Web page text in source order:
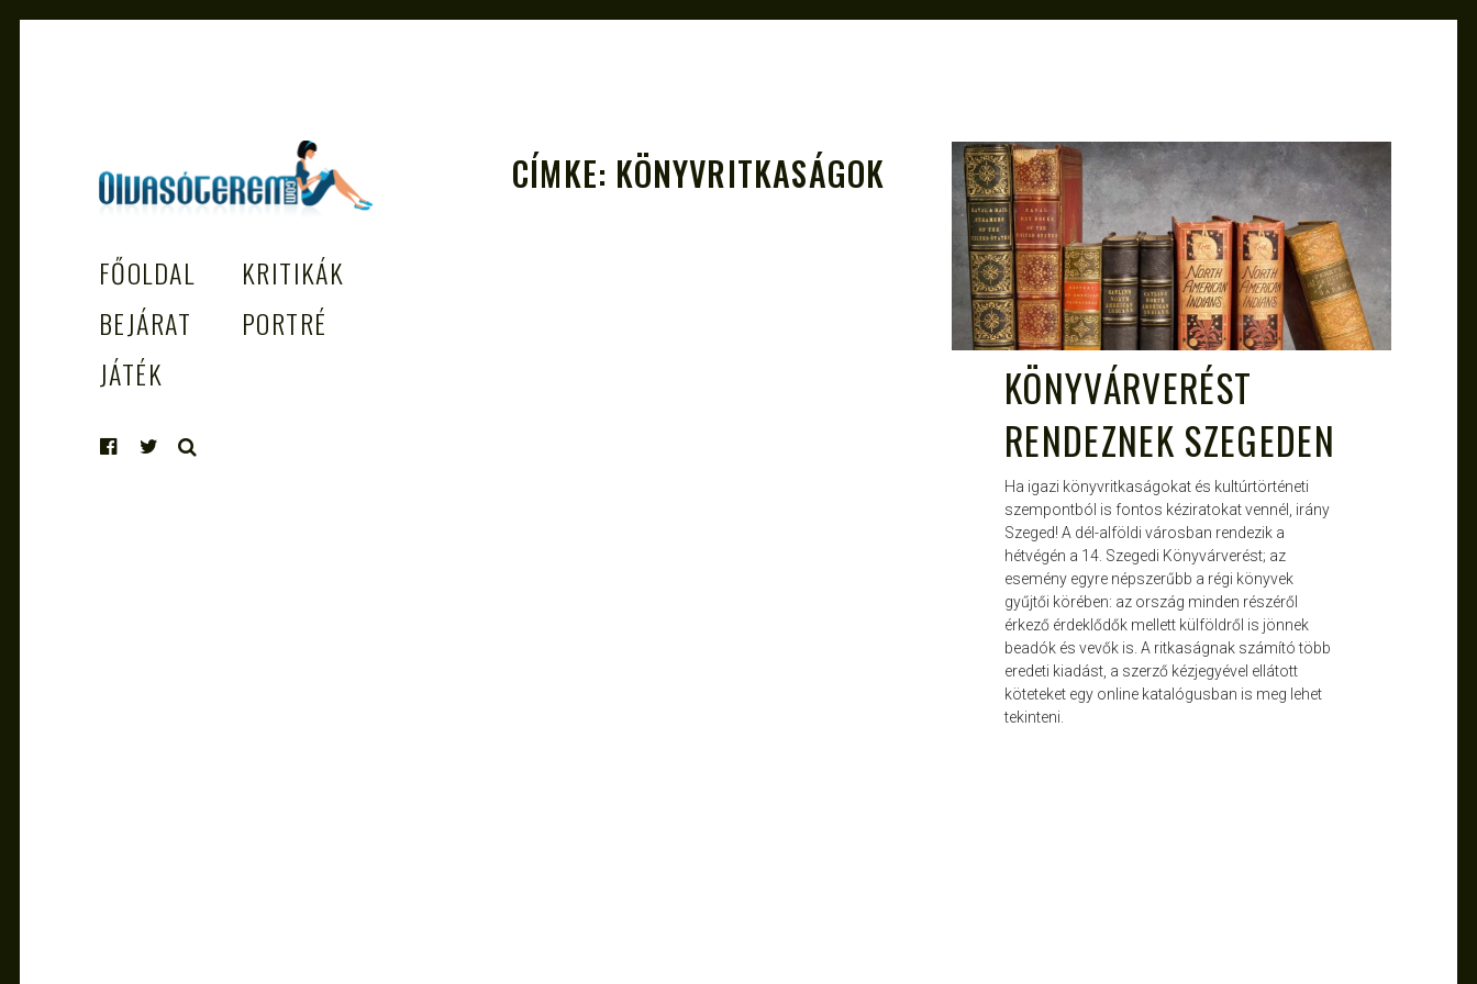
EGÉSZSÉGES OLVASÁS TÁMOGATÓJA
FŐOLDAL
KRITIKÁK
BEJÁRAT
PORTRÉ
JÁTÉK
CÍMKE: KÖNYVRITKASÁGOK ATTILA NOV 9, 2012
KÖNYVÁRVERÉST
RENDEZNEK SZEGEDEN
Ha igazi könyvritkaságokat és kultúrtörténeti
szempontból is fontos kéziratokat vennél, irány
Szeged! A dél-alföldi városban rendezik a
hétvégén a 14. Szegedi Könyvárverést; az
esemény egyre népszerűbb a régi könyvek
gyűjtői körében: az ország minden részéről
érkező érdeklődők mellett külföldről is jönnek
beadók és vevők is. A ritkaságnak számító több
eredeti kiadást, a szerző kézjegyével ellátott
köteteket egy online katalógusban is meg lehet
tekinteni.